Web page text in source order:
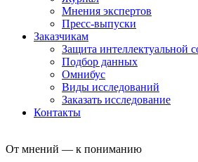
Мнения экспертов
Пресс-выпуски
Заказчикам
Защита интеллектуальной
Подбор данных
Омнибус
Виды исследований
Заказать исследование
Контакты
От мнений — к пониманию